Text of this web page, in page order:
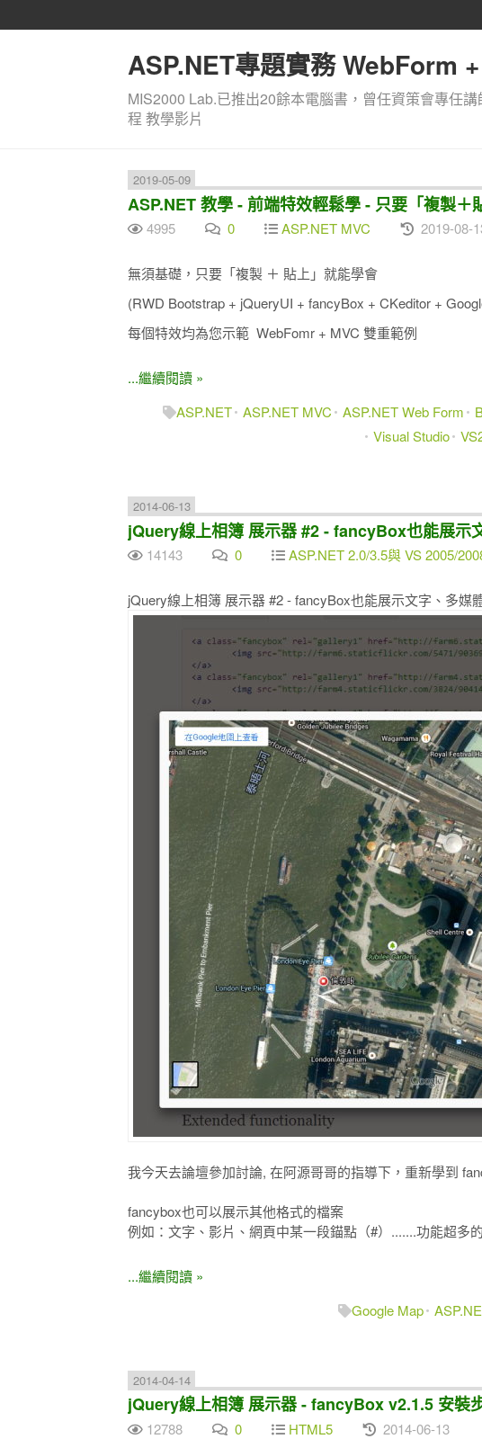
ASP.NET專題實務 WebForm
MIS2000 Lab.已推出20餘本電腦書，曾任資策會專任
程 教學影片
2019-05-09
ASP.NET 教學 - 前端特效輕鬆學 - 只要「複製＋
4995 0 ASP.NET MVC 2019-08-
無須基礎，只要「複製 ＋ 貼上」就能學會
(RWD Bootstrap + jQueryUI + fancyBox + CKeditor +
每個特效均為您示範 WebFomr + MVC 雙重範例
...繼續閱讀 »
ASP.NET ASP.NET MVC ASP.NET Web Form
Visual Studio
2014-06-13
jQuery線上相簿 展示器 #2 - fancyBox也能展示
14143 0 ASP.NET 2.0/3.5與 VS 2005/
jQuery線上相簿 展示器 #2 - fancyBox也能展示文字、多媒
我今天去論壇參加討論, 在阿源哥哥的指導下，重新學到
fancybox也可以展示其他格式的檔案
例如：文字、影片、網頁中某一段錨點（#）.......功能超多的
...繼續閱讀 »
Google Map
2014-04-14
jQuery線上相簿 展示器 - fancyBox v2.1.5 安裝
12788 0 HTML5 2014-06-13